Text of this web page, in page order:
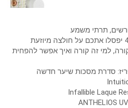
תרתי משמע
למי זה קורה ואיך אפשר להפחית
סדרת מסכות שיער חדשה